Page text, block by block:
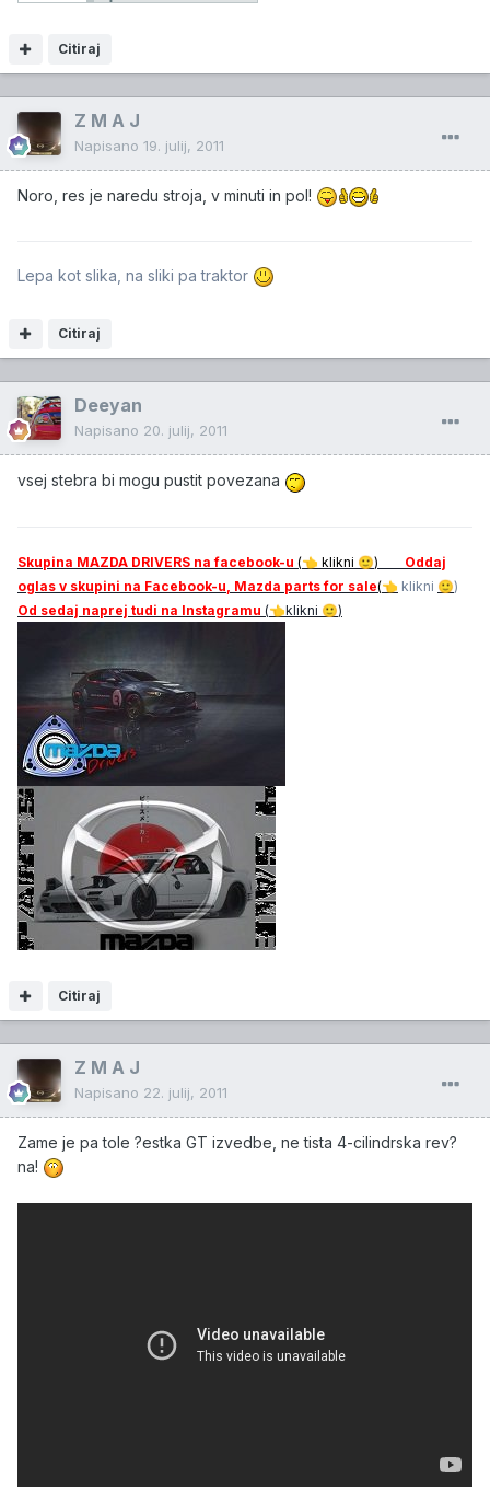
Citiraj
Z M A J
Napisano 19. julij, 2011
Noro, res je naredu stroja, v minuti in pol!
Citiraj
Lepa kot slika, na sliki pa traktor
Deeyan
Napisano 20. julij, 2011
vsej stebra bi mogu pustit povezana
Citiraj
Skupina MAZDA DRIVERS na facebook-u (👈 klikni 🙂)
Oddaj
oglas v skupini na Facebook-u, Mazda parts for sale(👈 klikni 🙂)
Od sedaj naprej tudi na Instagramu (👈klikni 🙂)
Z M A J
Napisano 22. julij, 2011
Zame je pa tole ?estka GT izvedbe, ne tista 4-cilindrska rev?
na!